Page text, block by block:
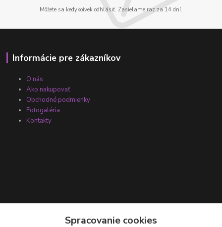
Môžete sa kedykoľvek odhlásiť. Zasielame raz za 14 dní.
Informácie pre zákazníkov
O nás
Ako nakupovať
Obchodné podmienky
Fotogaléria
Kontakty
Spracovanie cookies